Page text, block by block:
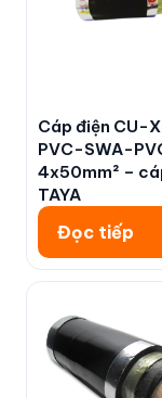
Cáp điện CU-
PVC-SWA-
4x50mm² –
TAYA
Đọc tiếp